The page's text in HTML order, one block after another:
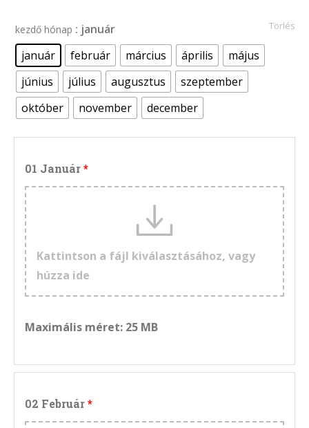
kezdő hónap : január
január
február március április
május
június
július augusztus
szeptember
október
november december
Törlés
01 Január
Kattintson a fájl kiválasztásához, vagy
húzza ide
Maximális méret: 25 MB
02 Február